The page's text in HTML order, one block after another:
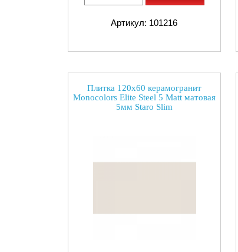
Артикул: 101216
Плитка 120x60 керамогранит
Monocolors Elite Steel 5 Matt матовая
5мм Staro Slim